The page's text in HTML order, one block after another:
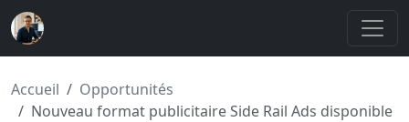
Accueil
Opportunités
Nouveau format publicitaire Side Rail Ads disponible